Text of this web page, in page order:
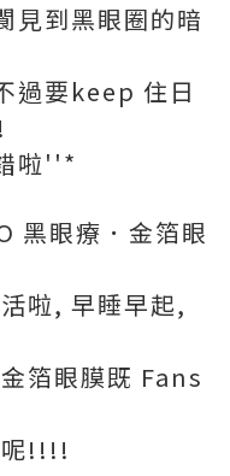
見到黑眼圈的暗
過要keep 住日
啦''*
黑眼療．金箔眼
啦, 早睡早起,
箔眼膜既 Fans
呢!!!!